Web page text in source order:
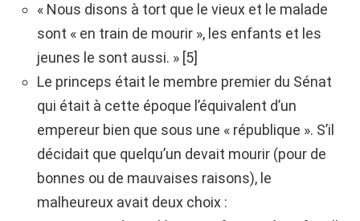
« Nous disons à tort que le vieux et le malade
sont « en train de mourir », les enfants et les
jeunes le sont aussi. » [5]
Le princeps était le membre premier du Sénat
qui était à cette époque l’équivalent d’un
empereur bien que sous une « république ». S’il
décidait que quelqu’un devait mourir (pour de
bonnes ou de mauvaises raisons), le
malheureux avait deux choix :